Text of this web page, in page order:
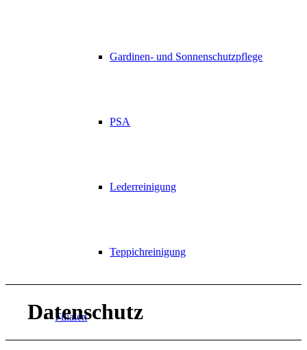
Gardinen- und Sonnenschutzpflege
PSA
Lederreinigung
Teppichreinigung
Filialen
Datenschutz